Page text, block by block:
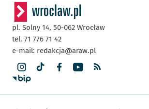
pl. Solny 14, 50-062 Wrocław
tel. 71 776 71 42
e-mail: redakcja@araw.pl